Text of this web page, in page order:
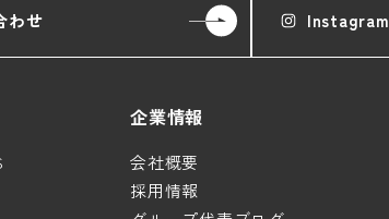
わせ Instagram
企業情報
会社概要
採用情報